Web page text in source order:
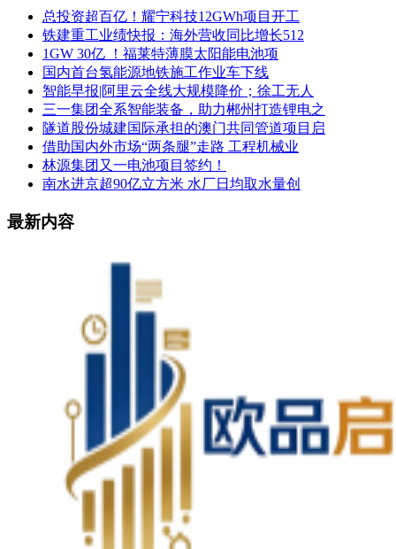
总投资超百亿！耀宁科技12GWh项目开工
铁建重工业绩快报：海外营收同比增长512
1GW 30亿 ！福莱特薄膜太阳能电池项
国内首台氢能源地铁施工作业车下线
智能早报|阿里云全线大规模降价；徐工无人
三一集团全系智能装备，助力郴州打造锂电之
隧道股份城建国际承担的澳门共同管道项目启
借助国内外市场“两条腿”走路 工程机械业
林源集团又一电池项目签约！
南水进京超90亿立方米 水厂日均取水量创
最新内容